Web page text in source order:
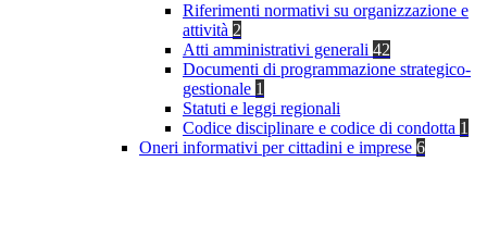
Riferimenti normativi su organizzazione e
attività 2
Atti amministrativi generali 42
Documenti di programmazione strategico-
gestionale 1
Statuti e leggi regionali
Codice disciplinare e codice di condotta 1
Oneri informativi per cittadini e imprese 6